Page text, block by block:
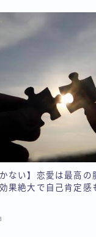
かない】恋愛は最高の
果絶大で自己肯定感